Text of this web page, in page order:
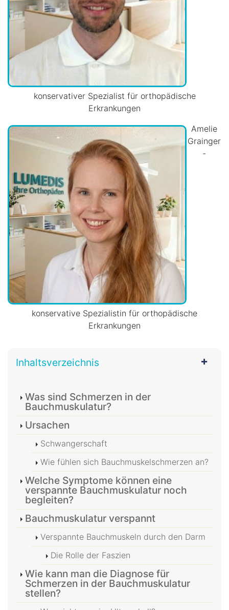
konservativer Spezialist für orthopädische
Erkrankungen
Amelie
Grainger
-
konservative Spezialistin für orthopädische
Erkrankungen
Inhaltsverzeichnis
Was sind Schmerzen in der
Bauchmuskulatur?
Ursachen
Schwangerschaft
Wie fühlen sich Bauchmuskelschmerzen an?
Welche Symptome können eine
verspannte Bauchmuskulatur noch
begleiten?
Bauchmuskulatur verspannt
Verspannte Bauchmuskeln durch den Darm
Die Rolle der Faszien
Wie kann man die Diagnose für
Schmerzen in der Bauchmuskulatur
stellen?